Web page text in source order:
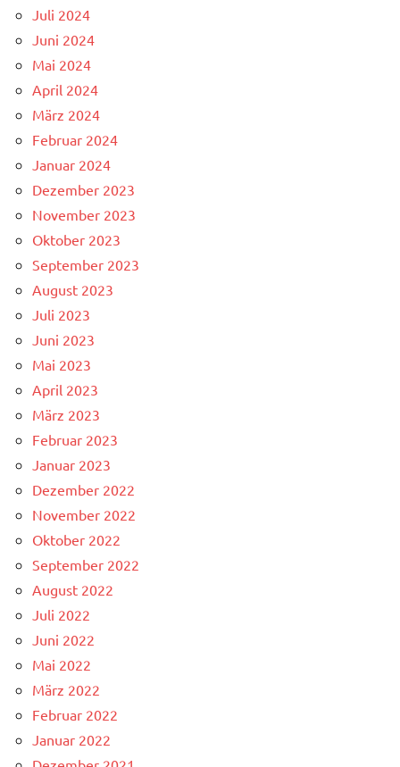
Juli 2024
Juni 2024
Mai 2024
April 2024
März 2024
Februar 2024
Januar 2024
Dezember 2023
November 2023
Oktober 2023
September 2023
August 2023
Juli 2023
Juni 2023
Mai 2023
April 2023
März 2023
Februar 2023
Januar 2023
Dezember 2022
November 2022
Oktober 2022
September 2022
August 2022
Juli 2022
Juni 2022
Mai 2022
März 2022
Februar 2022
Januar 2022